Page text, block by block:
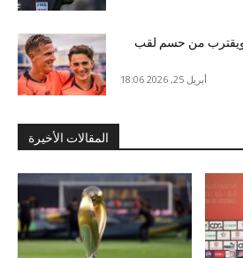
ويقترب من حسم لقب
أبريل 25, 2026 18:06
المقالات الأخيرة